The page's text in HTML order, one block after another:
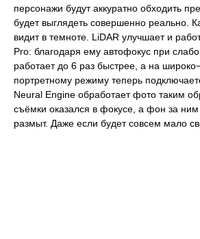
персонажи будут аккуратно обходить
будет выглядеть совершенно реально.
видит в темноте. LiDAR улучшает и
Pro: благодаря ему автофокус при
работает до 6 раз быстрее, а на
портретному режиму теперь
Neural Engine обработает фото таким
съёмки оказался в фокусе, а фон за
размыт. Даже если будет совсем мало